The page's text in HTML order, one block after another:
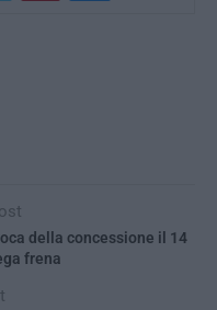
della concessione il 14
frena